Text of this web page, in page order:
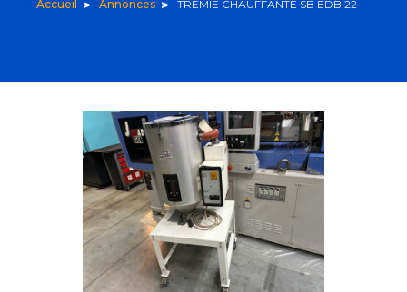
Accueil Annonces TREMIE CHAUFFANTE SB EDB 22